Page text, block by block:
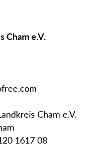
Cham e.V.
Cham e.V.
1617 08